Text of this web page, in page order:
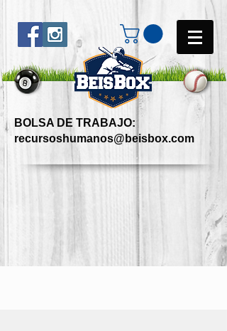
BOLSA DE TRABAJO:
recursoshumanos@beisbox.com